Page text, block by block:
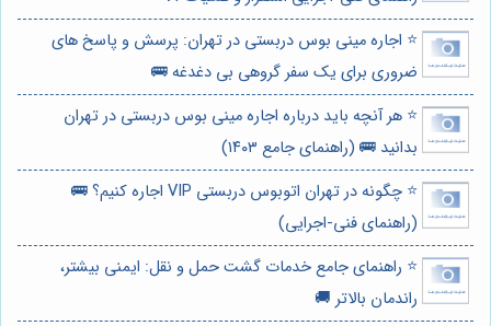
⭐️ اجاره مینی بوس دربستی در تهران: پرسش و پاسخ های
ضروری برای یک سفر گروهی بی دغدغه 🚌
⭐️ هر آنچه باید درباره اجاره مینی بوس دربستی در تهران
بدانید 🚌 (راهنمای جامع ۱۴۰۳)
⭐️ چگونه در تهران اتوبوس دربستی VIP اجاره کنیم؟ 🚌
(راهنمای فنی-اجرایی)
⭐️ راهنمای جامع خدمات گشت حمل و نقل: ایمنی بیشتر،
راندمان بالاتر 🚚